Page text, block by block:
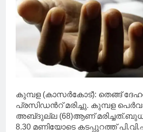
കുമ്പള (കാസർകോട്): തെങ്ങ്
പ്രസിഡൻറ് മരിച്ചു. കുമ്പള
അബ്‌ദുല്ല (68)ആണ്
8.30 മണിയോടെ കടപ്പുറത്ത്